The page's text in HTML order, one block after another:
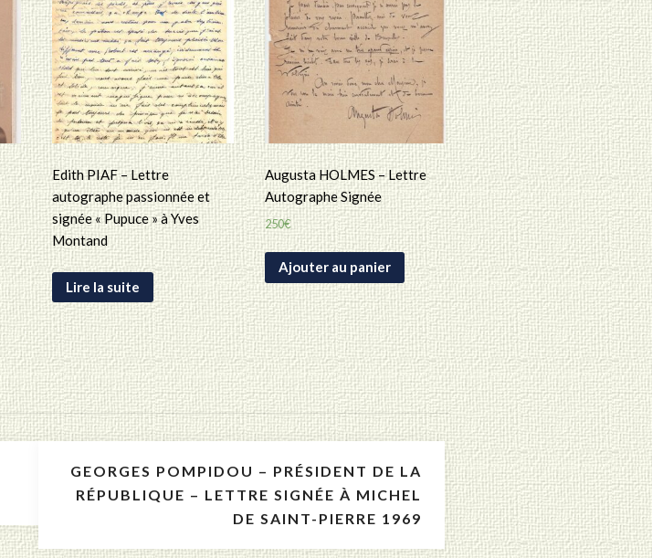
Edith PIAF – Lettre
autographe passionnée et
signée « Pupuce » à Yves
Montand
Lire la suite
Augusta HOLMES – Lettre
Autographe Signée
250€
Ajouter au panier
GEORGES POMPIDOU – PRÉSIDENT DE LA
RÉPUBLIQUE – LETTRE SIGNÉE À MICHEL
DE SAINT-PIERRE 1969